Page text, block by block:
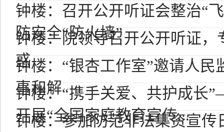
钟楼：召开公开听证会整治“
防安全“防火墙”
钟楼：院领导召开公开听证，
惑
钟楼：“银杏工作室”邀请人民
事和解
钟楼：“携手关爱、共护成长
开展“全国家庭教育宣传...
钟楼：参加防范非法集资宣传